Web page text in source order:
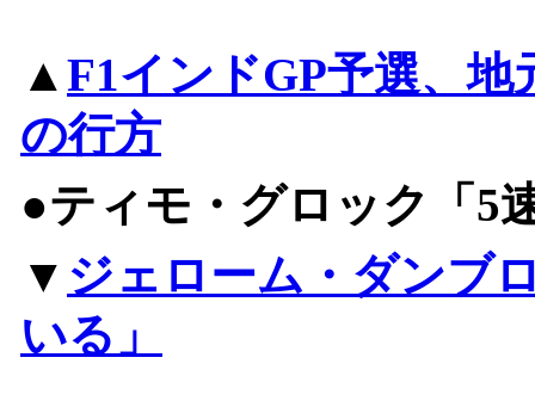
▲ F1インドGP予選、
の行方
●ティモ・グロック「5
▼ ジェローム・ダンブ
いる」